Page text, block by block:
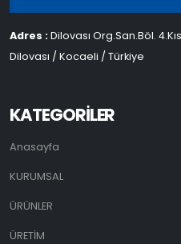
Adres : Dilovası Org.San.Böl.
Dilovası / Kocaeli / Türkiye
KATEGORİLER
Anasayfa
KURUMSAL
ÜRÜNLER
ÜRETİM